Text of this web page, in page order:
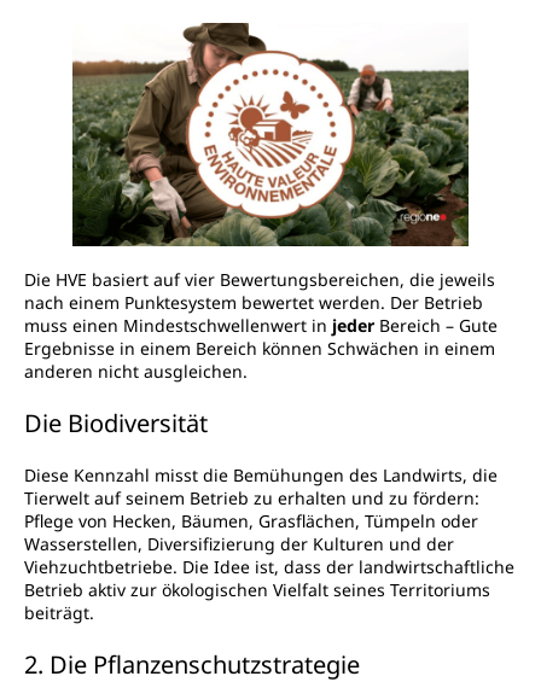
Die HVE basiert auf vier Bewertungsbereichen, die jeweils
nach einem Punktesystem bewertet werden. Der Betrieb
muss einen Mindestschwellenwert in jeder Bereich – Gute
Ergebnisse in einem Bereich können Schwächen in einem
anderen nicht ausgleichen.
Die Biodiversität
Diese Kennzahl misst die Bemühungen des Landwirts, die
Tierwelt auf seinem Betrieb zu erhalten und zu fördern:
Pflege von Hecken, Bäumen, Grasflächen, Tümpeln oder
Wasserstellen, Diversifizierung der Kulturen und der
Viehzuchtbetriebe. Die Idee ist, dass der landwirtschaftliche
Betrieb aktiv zur ökologischen Vielfalt seines Territoriums
beiträgt.
2. Die Pflanzenschutzstrategie